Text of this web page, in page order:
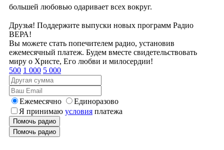
большей любовью одаривает всех вокруг.
Друзья! Поддержите выпуски новых программ Радио
ВЕРА!
Вы можете стать попечителем радио, установив
ежемесячный платеж. Будем вместе свидетельствовать
миру о Христе, Его любви и милосердии!
500 1 000 5 000
Ежемесячно
Единоразово
Я принимаю условия платежа
Помочь радио
Помочь радио